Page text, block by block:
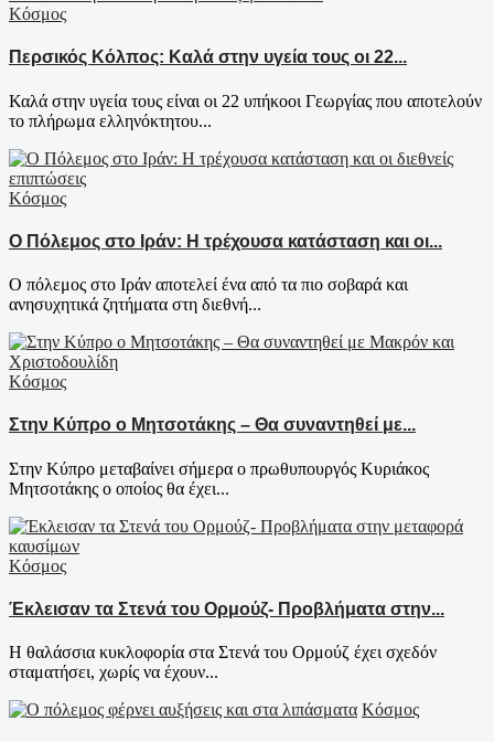
Κόσμος
Περσικός Κόλπος: Καλά στην υγεία τους οι 22...
Καλά στην υγεία τους είναι οι 22 υπήκοοι Γεωργίας που αποτελούν
το πλήρωμα ελληνόκτητου...
Κόσμος
Ο Πόλεμος στο Ιράν: Η τρέχουσα κατάσταση και οι...
Ο πόλεμος στο Ιράν αποτελεί ένα από τα πιο σοβαρά και
ανησυχητικά ζητήματα στη διεθνή...
Κόσμος
Στην Κύπρο ο Μητσοτάκης – Θα συναντηθεί με...
Στην Κύπρο μεταβαίνει σήμερα ο πρωθυπουργός Κυριάκος
Μητσοτάκης ο οποίος θα έχει...
Κόσμος
Έκλεισαν τα Στενά του Ορμούζ- Προβλήματα στην...
Η θαλάσσια κυκλοφορία στα Στενά του Ορμούζ έχει σχεδόν
σταματήσει, χωρίς να έχουν...
Κόσμος